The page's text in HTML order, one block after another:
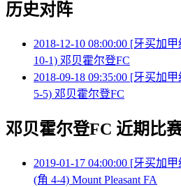
历史对阵
2018-12-10 08:00:00 [牙买加
10-1) 邓贝霍尔登FC
2018-09-18 09:35:00 [牙买加
5-5) 邓贝霍尔登FC
邓贝霍尔登FC 近期比
2019-01-17 04:00:00 [牙买加
(角 4-4) Mount Pleasant FA